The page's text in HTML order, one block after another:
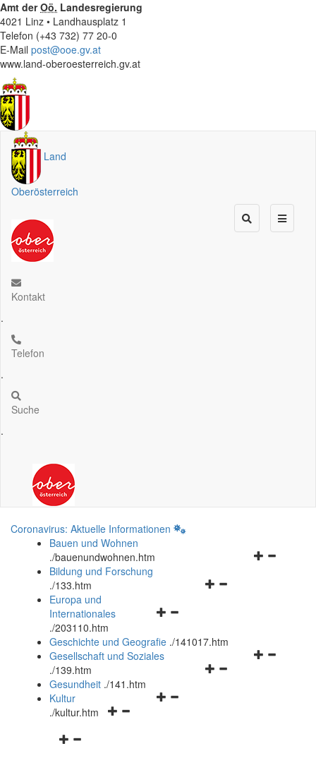
Amt derOö. Landesregierung
4021 Linz • Landhausplatz 1
Telefon (+43 732) 77 20-0
E-Mail post@ooe.gv.at
www.land-oberoesterreich.gv.at
Land
Oberösterreich
Kontakt
.
Telefon
.
Suche
.
Coronavirus: Aktuelle Informationen
Bauen und Wohnen
./bauenundwohnen.htm
Navigationsmenü
Bildung und Forschung
./133.htm
Navigationsmenü
und
schließen
Europa und
Internationales
./203110.htm
Geschichte und Geografie ./141017.htm
Navigationsmenü
Gesellschaft und Soziales
./139.htm
Navigationsmenü
Gesundheit ./141.htm
Navigationsmenü
Kultur
./kultur.htm
Navigationsmenü